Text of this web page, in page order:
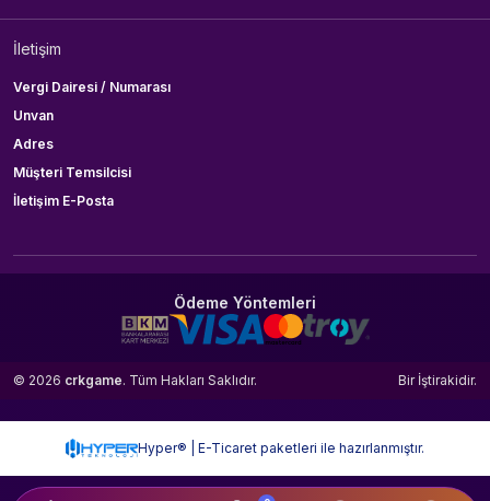
İletişim
Vergi Dairesi / Numarası
Unvan
Adres
Müşteri Temsilcisi
İletişim E-Posta
Ödeme Yöntemleri
© 2026 crkgame. Tüm Hakları Saklıdır. Bir İştirakidir.
Hyper® | E-Ticaret paketleri ile hazırlanmıştır.